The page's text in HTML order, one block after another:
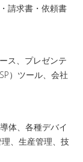
請求書・依頼書
ス、プレゼンテ
）ツール、会社
体、各種デバイ
、生産管理、技